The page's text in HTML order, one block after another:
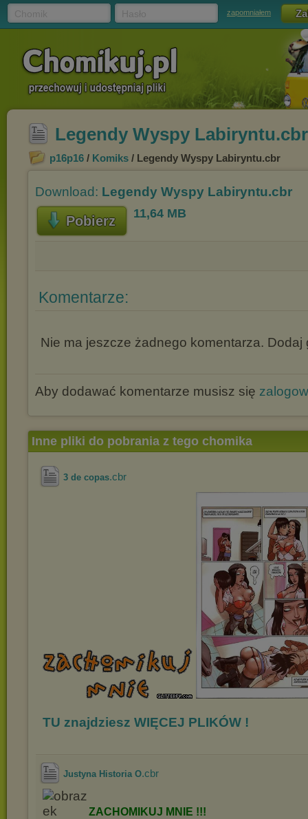
zapomniałem
Legendy Wyspy Labiryntu.cbr
p16p16 / Komiks / Legendy Wyspy Labiryntu.cbr
Download: Legendy Wyspy Labiryntu.cbr
Pobierz 11,64 MB
Komentarze:
Nie ma jeszcze żadnego komentarza. Dodaj
Aby dodawać komentarze musisz się
Inne pliki do pobrania z tego chomika
3 de copas.cbr
TU znajdziesz WIĘCEJ PLIKÓW !
Justyna Historia O.cbr
ZACHOMIKUJ MNIE !!!